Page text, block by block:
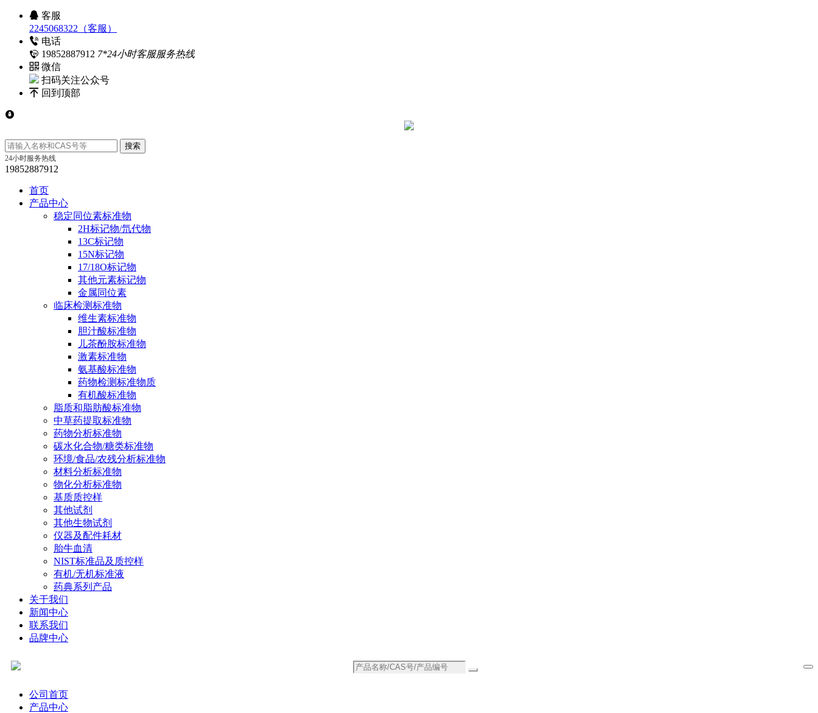
客服
2245068322（客服）
电话
19852887912 7*24小时客服服务热线
微信
扫码关注公众号
回到顶部
24小时服务热线
19852887912
首页
产品中心
稳定同位素标准物
2H标记物/氘代物
13C标记物
15N标记物
17/18O标记物
其他元素标记物
金属同位素
临床检测标准物
维生素标准物
胆汁酸标准物
儿茶酚胺标准物
激素标准物
氨基酸标准物
药物检测标准物质
有机酸标准物
脂质和脂肪酸标准物
中草药提取标准物
药物分析标准物
碳水化合物/糖类标准物
环境/食品/农残分析标准物
材料分析标准物
物化分析标准物
基质质控样
其他试剂
其他生物试剂
仪器及配件耗材
胎牛血清
NIST标准品及质控样
有机/无机标准液
药典系列产品
关于我们
新闻中心
联系我们
品牌中心
公司首页
产品中心